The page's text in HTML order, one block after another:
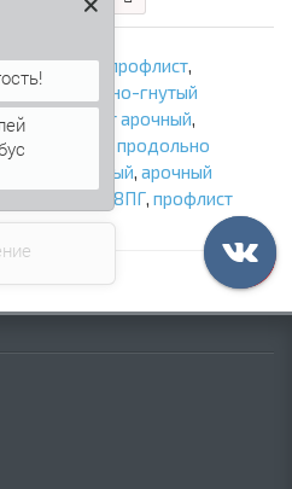
,арочный профлист,
продольно-гнутый
профлист арочный,
профлист продольно
оцинкованный, арочный
НС18ПГ, профлист